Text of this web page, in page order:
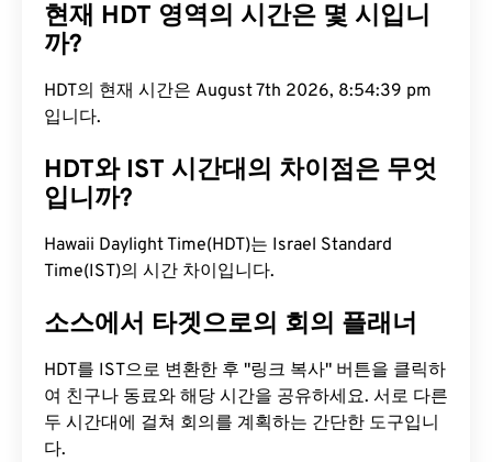
현재 HDT 영역의 시간은 몇 시입니
까?
HDT의 현재 시간은 August 7th 2026, 8:54:40 pm
입니다.
HDT와 IST 시간대의 차이점은 무엇
입니까?
Hawaii Daylight Time(HDT)는 Israel Standard
Time(IST)의 시간 차이입니다.
소스에서 타겟으로의 회의 플래너
HDT를 IST으로 변환한 후 "링크 복사" 버튼을 클릭하
여 친구나 동료와 해당 시간을 공유하세요. 서로 다른
두 시간대에 걸쳐 회의를 계획하는 간단한 도구입니
다.